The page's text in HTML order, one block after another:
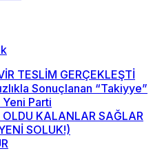
TESLİM GERÇEKLEŞTİ
Sonuçlanan “Takiyye”
Parti
OLDU KALANLAR SAĞLAR
SOLUK!)